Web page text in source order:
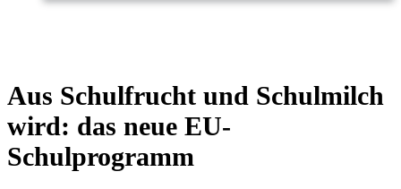
Aus Schulfrucht und Schulmilch
wird: das neue EU-
Schulprogramm